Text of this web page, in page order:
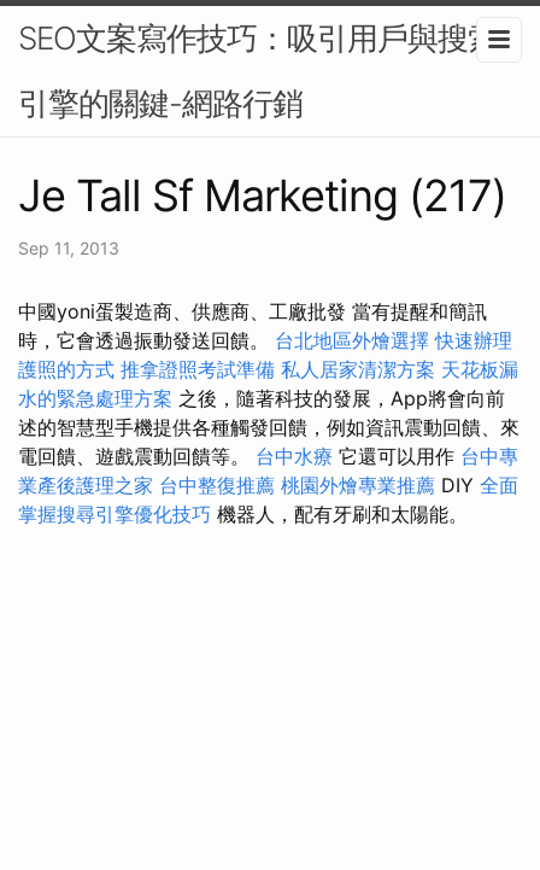
SEO文案寫作技巧：吸引用戶與搜索
引擎的關鍵-網路行銷
Je Tall Sf Marketing (217)
Sep 11, 2013
中國yoni蛋製造商、供應商、工廠批發 當有提醒和簡訊
時，它會透過振動發送回饋。 台北地區外燴選擇 快速辦理
護照的方式 推拿證照考試準備 私人居家清潔方案 天花板漏
水的緊急處理方案 之後，隨著科技的發展，App將會向前
述的智慧型手機提供各種觸發回饋，例如資訊震動回饋、來
電回饋、遊戲震動回饋等。 台中水療 它還可以用作 台中專
業產後護理之家 台中整復推薦 桃園外燴專業推薦 DIY 全面
掌握搜尋引擎優化技巧 機器人，配有牙刷和太陽能。